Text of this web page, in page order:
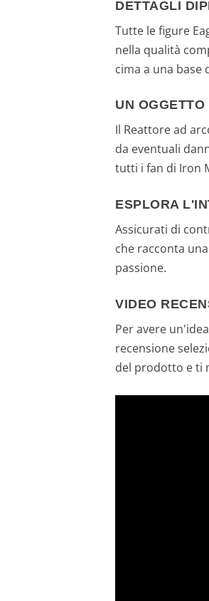
DETTAGLI
Tutte le figure
nella qualità
cima a una base
UN
Il Reattore ad
da eventuali
tutti i fan di Iron
ESPLORA
Assicurati di
che racconta
passione.
VIDEO
Per avere
recensione
del prodotto e ti